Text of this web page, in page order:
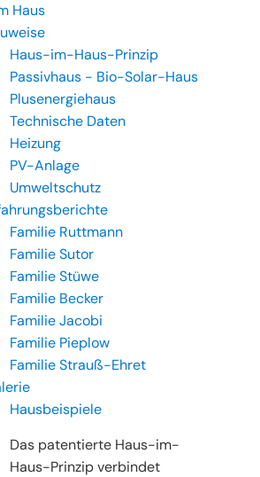
Haus
Haus-im-Haus-Prinzip
Passivhaus - Bio-Solar-Haus
Plusenergiehaus
Technische Daten
Heizung
PV-Anlage
Umweltschutz
Familie Ruttmann
Familie Sutor
Familie Stüwe
Familie Becker
Familie Jacobi
Familie Pieplow
Familie Strauß-Ehret
Hausbeispiele
Das patentierte Haus-im-
Haus-Prinzip verbindet